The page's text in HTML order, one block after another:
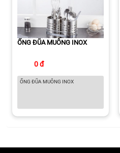
ỐNG ĐŨA MUỖNG INOX
0 đ
ỐNG ĐŨA MUỖNG INOX